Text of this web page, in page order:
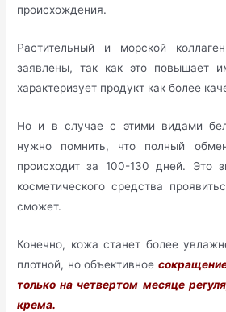
происхождения.
Растительный и морской
заявлены, так как это повышает
характеризует продукт как более
Но и в случае с этими видами
нужно помнить, что полный
происходит за 100-130 дней. Это
косметического средства
сможет.
Конечно, кожа станет более
плотной, но объективное
только на четвертом месяце
крема.